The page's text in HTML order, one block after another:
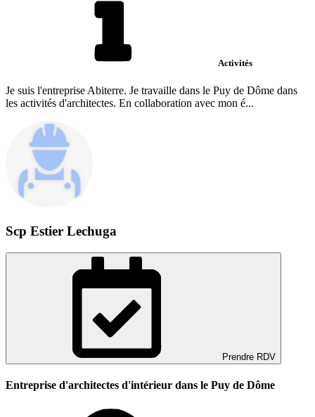
Activités
Je suis l'entreprise Abiterre. Je travaille dans le Puy de Dôme dans
les activités d'architectes. En collaboration avec mon é...
Scp Estier Lechuga
Prendre RDV
Entreprise d'architectes d'intérieur dans le Puy de Dôme